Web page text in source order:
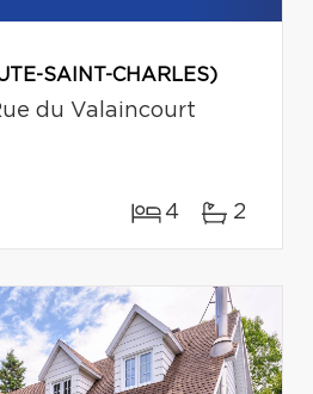
SAINT-CHARLES)
du Valaincourt
4 2